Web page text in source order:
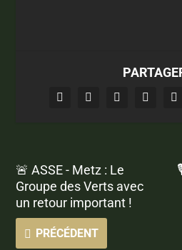
🚨 ASSE - Metz : Le
Groupe des Verts avec
un retour important !
PRÉCÉDENT